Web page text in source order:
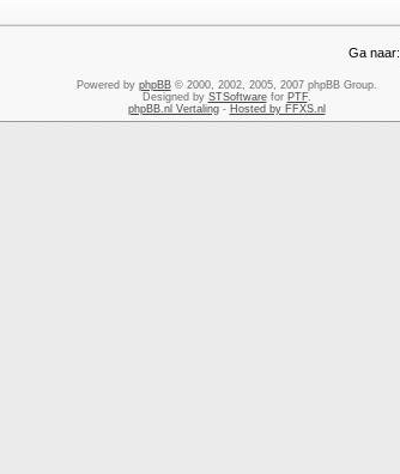
Ga naar:
Powered by phpBB© 2000, 2002, 2005, 2007 phpBB Group.
Designed by STSoftwarefor PTF.
phpBB.nl Vertaling- Hosted by FFXS.nl